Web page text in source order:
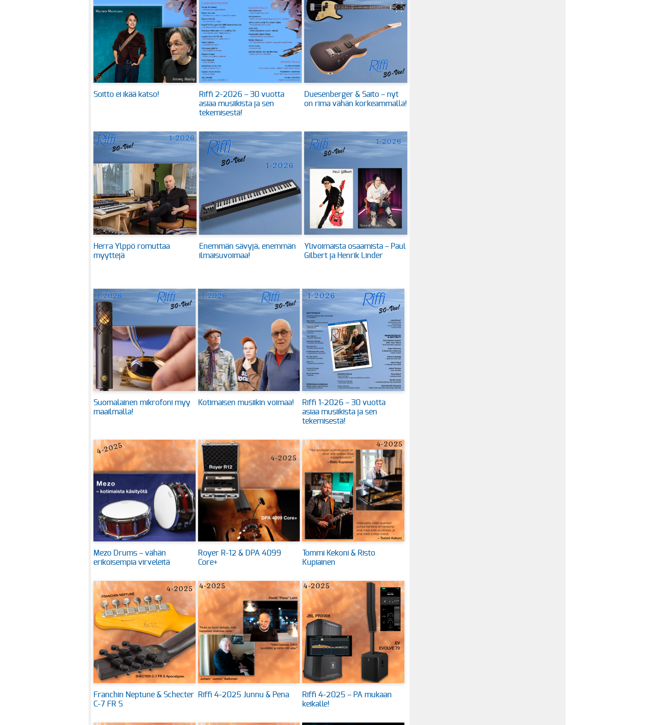
Soitto ei ikää katso!
Riffi 2-2026 – 30 vuotta
asiaa musiikista ja sen
tekemisestä!
Duesenberger & Saito – nyt
on rima vähän korkeammalla!
Herra Ylppö romuttaa
myyttejä
Enemmän sävyjä, enemmän
ilmaisuvoimaa!
Ylivoimaista osaamista – Paul
Gilbert ja Henrik Linder
Suomalainen mikrofoni myy
maailmalla!
Kotimaisen musiikin voimaa!
Riffi 1-2026 – 30 vuotta
asiaa musiikista ja sen
tekemisestä!
Mezo Drums – vähän
erikoisempia virveleitä
Royer R-12 & DPA 4099
Core+
Tommi Kekoni & Risto
Kupiainen
Franchin Neptune & Schecter
C-7 FR S
Riffi 4-2025 Junnu & Pena
Riffi 4-2025 – PA mukaan
keikalle!